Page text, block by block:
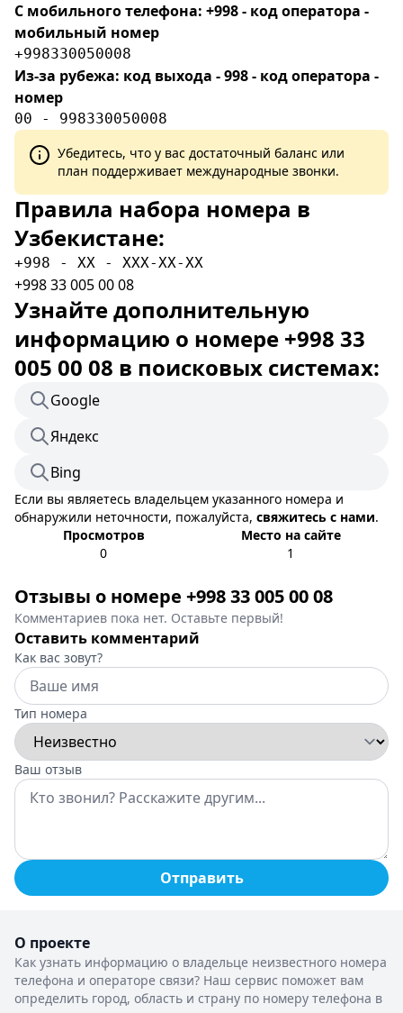
С мобильного телефона: +998 - код оператора -
мобильный номер
+998330050008
Из-за рубежа: код выхода - 998 - код оператора -
номер
00 - 998330050008
Убедитесь, что у вас достаточный баланс или
план поддерживает международные звонки.
Правила набора номера в
Узбекистане:
+998 - XX - XXX-XX-XX
+998 33 005 00 08
Узнайте дополнительную
информацию о номере +998 33
005 00 08 в поисковых системах:
Google
Яндекс
Bing
Если вы являетесь владельцем указанного номера и
обнаружили неточности, пожалуйста, свяжитесь с нами.
Просмотров
0
Место на сайте
1
Отзывы о номере +998 33 005 00 08
Комментариев пока нет. Оставьте первый!
Оставить комментарий
Как вас зовут?
Тип номера
Ваш отзыв
Отправить
О проекте
Как узнать информацию о владельце неизвестного номера
телефона и операторе связи? Наш сервис поможет вам
определить город, область и страну по номеру телефона в